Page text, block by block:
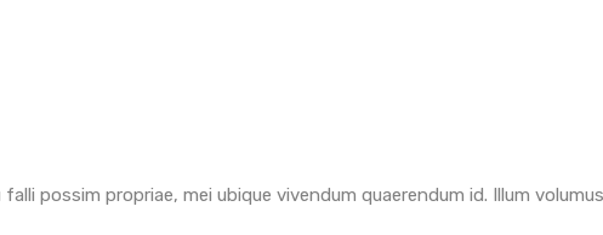
possim propriae, mei ubique vivendum quaerendum id. Illum